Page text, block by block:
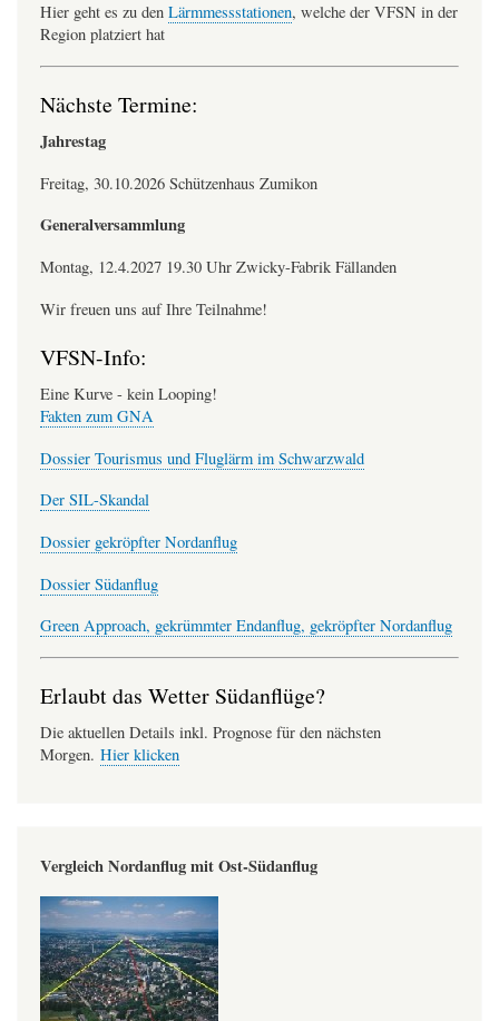
Hier geht es zu den Lärmmessstationen, welche der VFSN in der
Region platziert hat
Nächste Termine:
Jahrestag
Freitag, 30.10.2026 Schützenhaus Zumikon
Generalversammlung
Montag, 12.4.2027 19.30 Uhr Zwicky-Fabrik Fällanden
Wir freuen uns auf Ihre Teilnahme!
VFSN-Info:
Eine Kurve - kein Looping!
Fakten zum GNA
Dossier Tourismus und Fluglärm im Schwarzwald
Der SIL-Skandal
Dossier gekröpfter Nordanflug
Dossier Südanflug
Green Approach, gekrümmter Endanflug, gekröpfter Nordanflug
Erlaubt das Wetter Südanflüge?
Die aktuellen Details inkl. Prognose für den nächsten
Morgen. Hier klicken
Vergleich Nordanflug mit Ost-Südanflug